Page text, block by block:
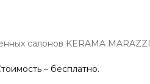
салонов KERAMA MARAZZI
– бесплатно.